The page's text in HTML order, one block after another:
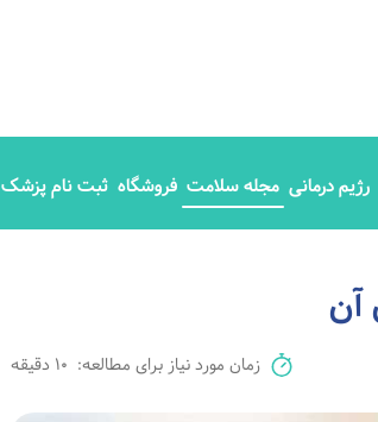
رژیم درمانی مجله سلامت فروشگاه ثبت نام پزشک
زمان مورد نیاز برای مطالعه: 10 دقیقه